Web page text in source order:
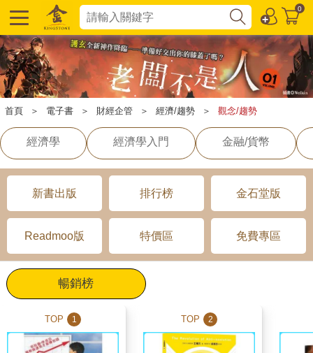
0
首頁 ＞ 電子書 ＞ 財經企管 ＞ 經濟/趨勢 ＞ 觀念/趨勢
經濟學 經濟學入門 金融/貨幣
新書出版 排行榜 金石堂版
Readmoo版 特價區 免費專區
暢銷榜
TOP 1 TOP 2